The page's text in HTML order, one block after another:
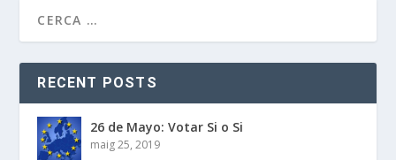
RECENT POSTS
26 de Mayo: Votar Si o Si
maig 25, 2019